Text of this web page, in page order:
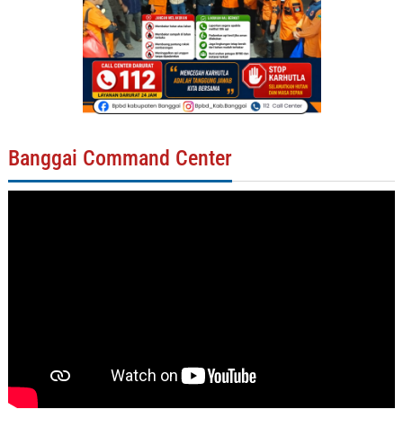
Banggai Command Center